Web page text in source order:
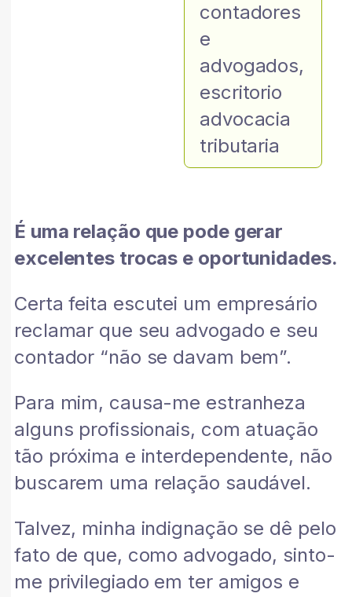
contadores
e
advogados,
escritorio
advocacia
tributaria
É uma relação que pode gerar
excelentes trocas e oportunidades.
Certa feita escutei um empresário
reclamar que seu advogado e seu
contador “não se davam bem”.
Para mim, causa-me estranheza
alguns profissionais, com atuação
tão próxima e interdependente, não
buscarem uma relação saudável.
Talvez, minha indignação se dê pelo
fato de que, como advogado, sinto-
me privilegiado em ter amigos e